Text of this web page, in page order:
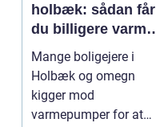
holbæk: sådan får
du billigere varme
og bedre
indeklima
Mange boligejere i
Holbæk og omegn
kigger mod
varmepumper for at